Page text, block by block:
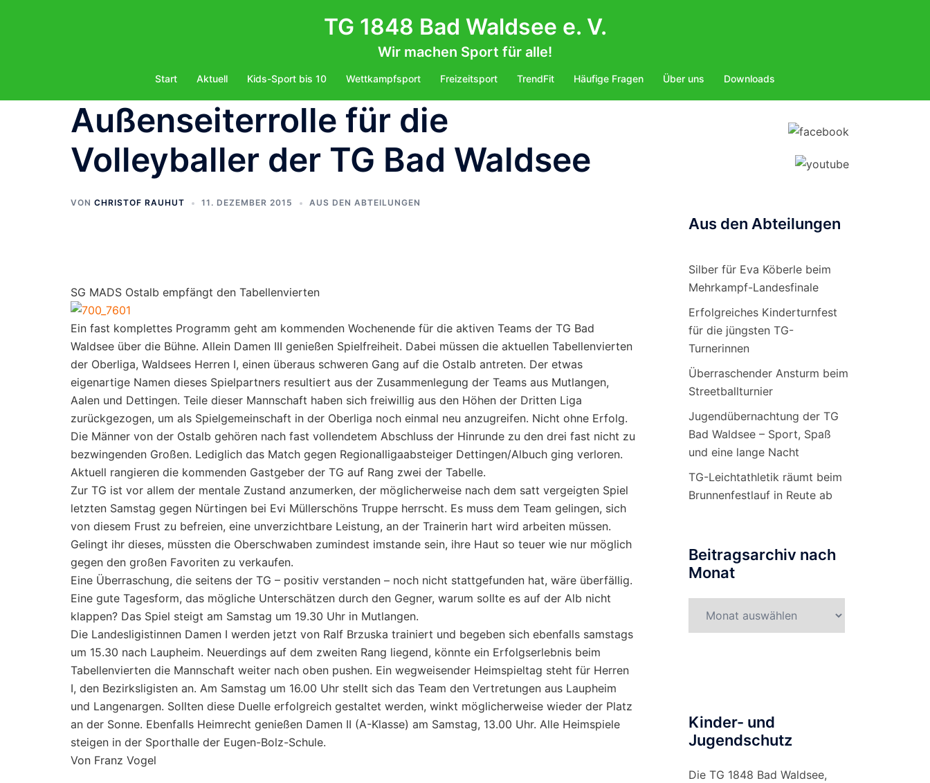
TG 1848 Bad Waldsee e. V.
Wir machen Sport für alle!
Start Aktuell Kids-Sport bis 10 Wettkampfsport Freizeitsport TrendFit Häufige Fragen Über uns Downloads
Außenseiterrolle für die
Volleyballer der TG Bad Waldsee
VON CHRISTOF RAUHUT 11. DEZEMBER 2015 AUS DEN ABTEILUNGEN
SG MADS Ostalb empfängt den Tabellenvierten
Ein fast komplettes Programm geht am kommenden Wochenende für die aktiven Teams der TG Bad
Waldsee über die Bühne. Allein Damen III genießen Spielfreiheit. Dabei müssen die aktuellen Tabellenvierten
der Oberliga, Waldsees Herren I, einen überaus schweren Gang auf die Ostalb antreten. Der etwas
eigenartige Namen dieses Spielpartners resultiert aus der Zusammenlegung der Teams aus Mutlangen,
Aalen und Dettingen. Teile dieser Mannschaft haben sich freiwillig aus den Höhen der Dritten Liga
zurückgezogen, um als Spielgemeinschaft in der Oberliga noch einmal neu anzugreifen. Nicht ohne Erfolg.
Die Männer von der Ostalb gehören nach fast vollendetem Abschluss der Hinrunde zu den drei fast nicht zu
bezwingenden Großen. Lediglich das Match gegen Regionalligaabsteiger Dettingen/Albuch ging verloren.
Aktuell rangieren die kommenden Gastgeber der TG auf Rang zwei der Tabelle.
Zur TG ist vor allem der mentale Zustand anzumerken, der möglicherweise nach dem satt vergeigten Spiel
letzten Samstag gegen Nürtingen bei Evi Müllerschöns Truppe herrscht. Es muss dem Team gelingen, sich
von diesem Frust zu befreien, eine unverzichtbare Leistung, an der Trainerin hart wird arbeiten müssen.
Gelingt ihr dieses, müssten die Oberschwaben zumindest imstande sein, ihre Haut so teuer wie nur möglich
gegen den großen Favoriten zu verkaufen.
Eine Überraschung, die seitens der TG – positiv verstanden – noch nicht stattgefunden hat, wäre überfällig.
Eine gute Tagesform, das mögliche Unterschätzen durch den Gegner, warum sollte es auf der Alb nicht
klappen? Das Spiel steigt am Samstag um 19.30 Uhr in Mutlangen.
Die Landesligistinnen Damen I werden jetzt von Ralf Brzuska trainiert und begeben sich ebenfalls samstags
um 15.30 nach Laupheim. Neuerdings auf dem zweiten Rang liegend, könnte ein Erfolgserlebnis beim
Tabellenvierten die Mannschaft weiter nach oben pushen. Ein wegweisender Heimspieltag steht für Herren
I, den Bezirksligisten an. Am Samstag um 16.00 Uhr stellt sich das Team den Vertretungen aus Laupheim
und Langenargen. Sollten diese Duelle erfolgreich gestaltet werden, winkt möglicherweise wieder der Platz
an der Sonne. Ebenfalls Heimrecht genießen Damen II (A-Klasse) am Samstag, 13.00 Uhr. Alle Heimspiele
steigen in der Sporthalle der Eugen-Bolz-Schule.
Von Franz Vogel
Aus den Abteilungen
Silber für Eva Köberle beim
Mehrkampf-Landesfinale
Erfolgreiches Kinderturnfest
für die jüngsten TG-
Turnerinnen
Überraschender Ansturm beim
Streetballturnier
Jugendübernachtung der TG
Bad Waldsee – Sport, Spaß
und eine lange Nacht
TG-Leichtathletik räumt beim
Brunnenfestlauf in Reute ab
Beitragsarchiv nach
Monat
Kinder- und
Jugendschutz
Die TG 1848 Bad Waldsee,